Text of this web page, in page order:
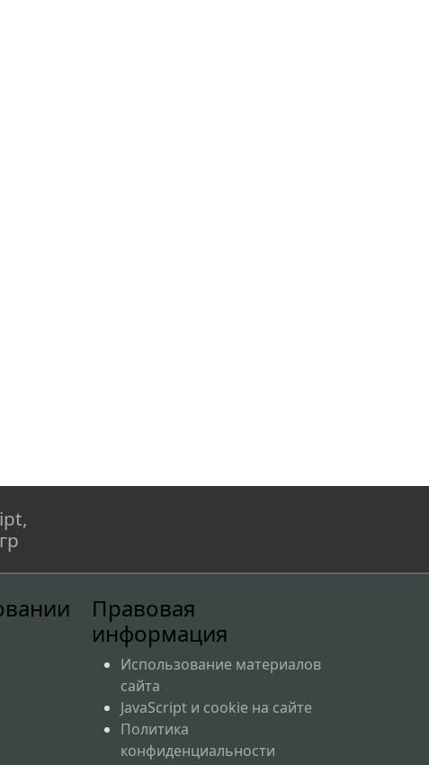
Правовая
информация
Использование материалов
сайта
JavaScript и cookie на сайте
Политика
конфиденциальности